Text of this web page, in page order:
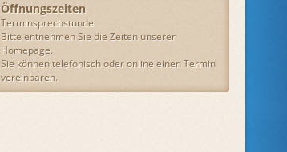
Öffnungszeiten
Terminsprechstunde
Bitte entnehmen Sie die Zeiten unserer
Homepage.
Sie können telefonisch oder online einen Termin
vereinbaren.